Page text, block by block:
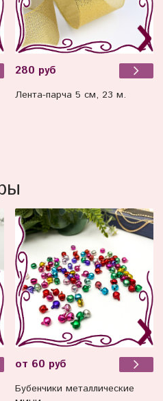
280 руб
Лента-парча 5 см, 23 м.
от 60 руб
Бубенчики металлические